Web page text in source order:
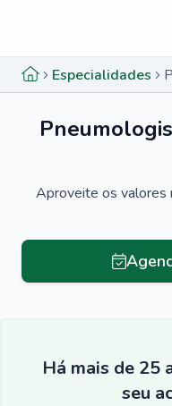
Especialidades
Aproveite os valores
Há mais de 25
seu